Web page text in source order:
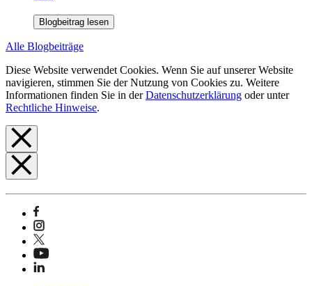
Blogbeitrag lesen
Alle Blogbeiträge
Diese Website verwendet Cookies. Wenn Sie auf unserer Website
navigieren, stimmen Sie der Nutzung von Cookies zu. Weitere
Informationen finden Sie in derDatenschutzerklärung oder unter
Rechtliche Hinweise.